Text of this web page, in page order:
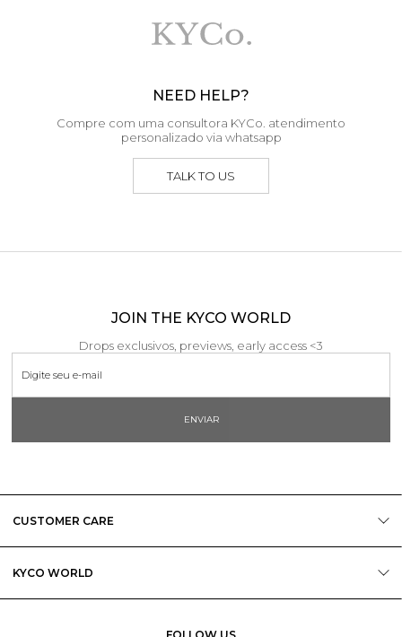
NEED HELP?
Compre com uma consultora KYCo. atendimento
personalizado via whatsapp
TALK TO US
JOIN THE KYCO WORLD
Drops exclusivos, previews, early access <3
ENVIAR
CUSTOMER CARE
KYCO WORLD